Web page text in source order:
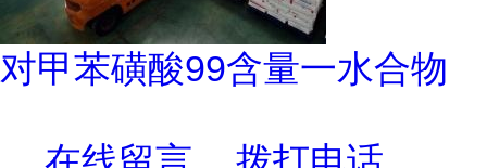
对甲苯磺酸99含量一水合物